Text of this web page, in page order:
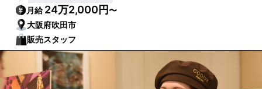
月給24万2,000円〜
大阪府吹田市
販売スタッフ